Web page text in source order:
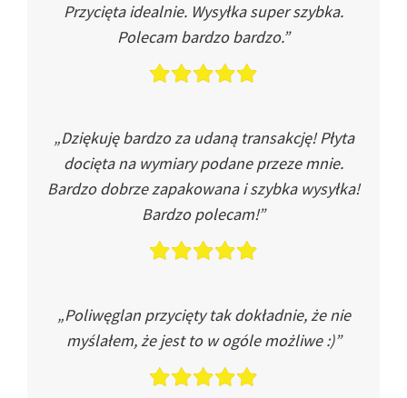
Przycięta idealnie. Wysyłka super szybka.
Polecam bardzo bardzo.”
„Dziękuję bardzo za udaną transakcję! Płyta
docięta na wymiary podane przeze mnie.
Bardzo dobrze zapakowana i szybka wysyłka!
Bardzo polecam!”
„Poliwęglan przycięty tak dokładnie, że nie
myślałem, że jest to w ogóle możliwe :)”